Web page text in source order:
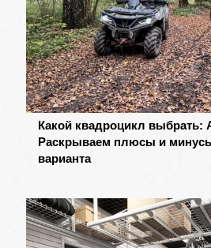
Какой квадроцикл выбрать:
Раскрываем плюсы и
варианта